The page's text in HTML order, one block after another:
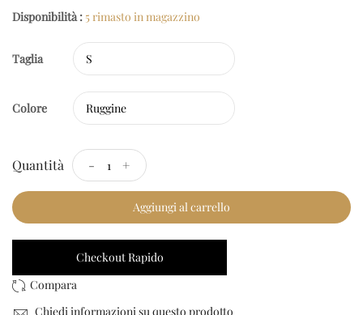
Disponibilità : 5 rimasto in magazzino
Taglia
Colore
Quantità - +
Aggiungi al carrello
Checkout Rapido
Chiedi informazioni su questo prodotto